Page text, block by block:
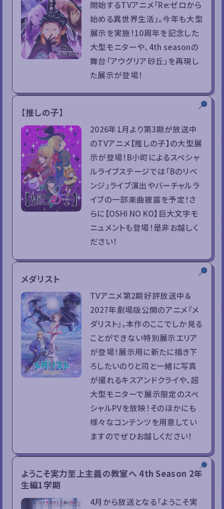
開始するTVアニメ「Re:ゼロから
始める異世界生活」。今年も大型
展示を実施！10周年を記念した
大型モニターや、4th seasonの
舞台「アウグリア砂丘」を再現し
た展示が登場！
【推しの子】
2026年1月より第3期が放送中
のTVアニメ【推しの子】の大型展
示が登場！B小町によるスペシャ
ルライブステージでは「Bのリベ
ンジ」ライブ演出やバーチャルラ
イブの一部楽曲披露を予定！さ
らに【OSHI NO KO】巨大文字モ
ニュメントも登場！是非お越しく
ださい！
メダリスト
TVアニメ第2期好評放送中＆
2027年劇場版公開のアニメ『メ
ダリスト』。本作のここでしか見る
ことができない特別展示エリア
が登場！展示用に新たに描き下
ろしたいのりと司と一緒に写真
が撮れるキスアンドクライや、超
大型モニターで展示限定のスペ
シャルPVを放映！そのほかにも
様々なコンテンツを用意してい
ますのでぜひお越しください！
ようこそ実力至上主義の教室へ 4th Season 2年
生編1学期
4月から放送となる「ようこそ実